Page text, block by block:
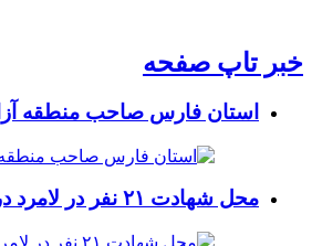
خبر تاپ صفحه
استان فارس صاحب منطقه
محل شهادت ۲۱ نفر در لامرد در مسیر ثبت ملی قرار گرفت